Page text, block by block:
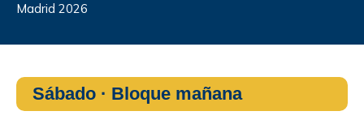
Madrid 2026
Sábado · Bloque mañana